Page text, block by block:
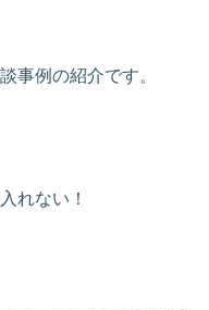
事例の紹介です。
れない！